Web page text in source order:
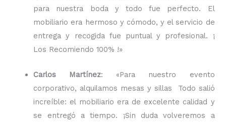
para nuestra boda y todo fue perfecto. El
mobiliario era hermoso y cómodo, y el servicio de
entrega y recogida fue puntual y profesional. ¡
Los Recomiendo 100% !»
Carlos Martínez: «Para nuestro evento
corporativo, alquilamos mesas y sillas Todo salió
increíble: el mobiliario era de excelente calidad y
se entregó a tiempo. ¡Sin duda volveremos a